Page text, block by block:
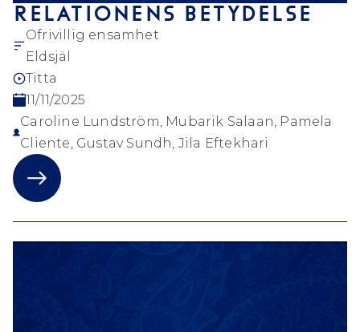
RELATIONENS BETYDELSE
Ofrivillig ensamhet
Eldsjäl
Titta
11/11/2025
Caroline Lundström, Mubarik Salaan, Pamela
Cliente, Gustav Sundh, Jila Eftekhari